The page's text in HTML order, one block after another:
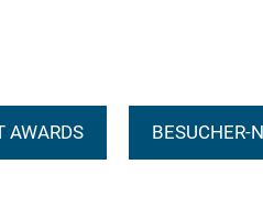
AWARDS BESUCHER-